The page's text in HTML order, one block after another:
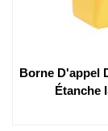
Borne D'appel
Étanche